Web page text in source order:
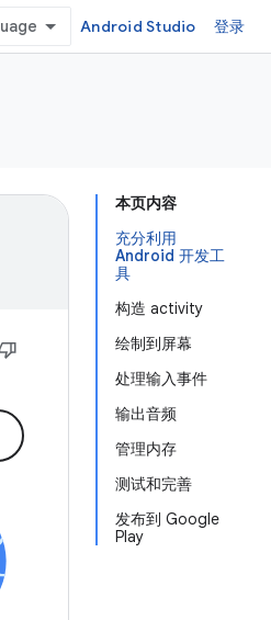
Android Studio 登录
本页内容
充分利用
Android 开发工
具
构造 activity
绘制到屏幕
处理输入事件
输出音频
管理内存
测试和完善
发布到 Google
Play